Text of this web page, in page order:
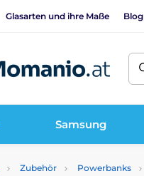
Glasarten und ihre Maße Blog
Samsung
Zubehör Powerbanks